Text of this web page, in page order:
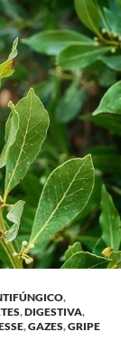
,
,DIGESTIVA,
,GAZES,GRIPE